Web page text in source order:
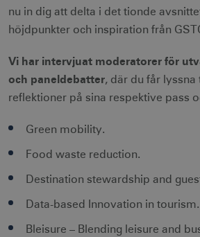
nu in dig att delta i det tionde
höjdpunkter och inspiration från
Vi har intervjuat moderatorer för
och paneldebatter, där du får lyssna
reflektioner på sina respektive pass
Green mobility.
Food waste reduction.
Destination stewardship and
Data-based Innovation in tourism.
Bleisure – Blending leisure and